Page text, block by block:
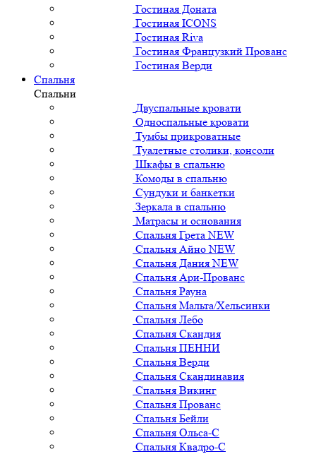
Гостиная Доната
Гостиная ICONS
Гостиная Riva
Гостиная Французкий Прованс
Гостиная Верди
Спальня
Спальни
Двуспальные кровати
Односпальные кровати
Тумбы прикроватные
Туалетные столики, консоли
Шкафы в спальню
Комоды в спальню
Сундуки и банкетки
Зеркала в спальню
Матрасы и основания
Спальня Грета NEW
Спальня Айно NEW
Спальня Дания NEW
Спальня Ари-Прованс
Спальня Рауна
Спальня Мальта/Хельсинки
Спальня Лебо
Спальня Скандия
Спальня ПЕННИ
Спальня Верди
Спальня Скандинавия
Спальня Викинг
Спальня Прованс
Спальня Бейли
Спальня Ольса-С
Спальня Квадро-С